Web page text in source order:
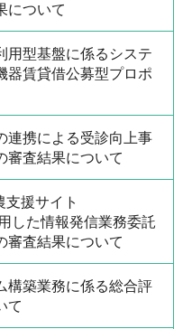
について
用型基盤に係るシステ
器賃貸借公募型プロポ
連携による受診向上事
審査結果について
援サイト
した情報発信業務委託
審査結果について
構築業務に係る総合評
て